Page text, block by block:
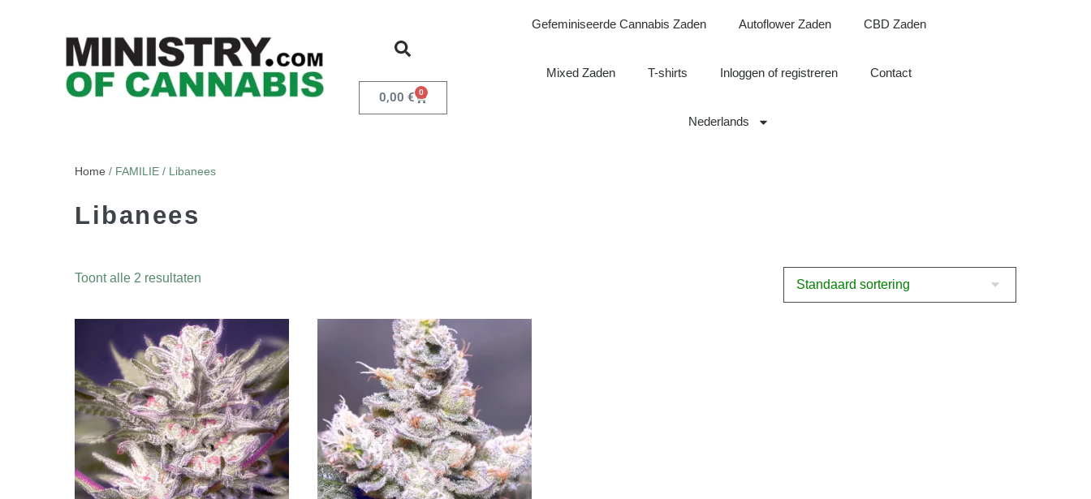
0,00 € 0
Gefeminiseerde Cannabis Zaden Autoflower Zaden CBD Zaden
Mixed Zaden T-shirts Inloggen of registreren Contact
Nederlands
Home / FAMILIE / Libanees
Libanees
Toont alle 2 resultaten